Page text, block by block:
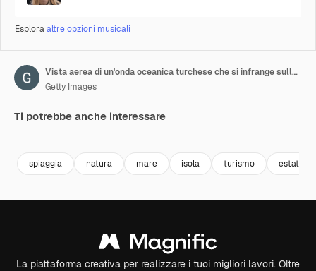
Esploraaltre opzioni musicali
Vista aerea di un'onda oceanica turchese che si infrange sulla costa. Splendida spiaggia tropicale ripresa dall'alto. Concetto di vacanza estiva.
Getty Images
Ti potrebbe anche interessare
spiaggia natura mare isola turismo estate
La piattaforma creativa per realizzare i tuoi migliori lavori. Oltre